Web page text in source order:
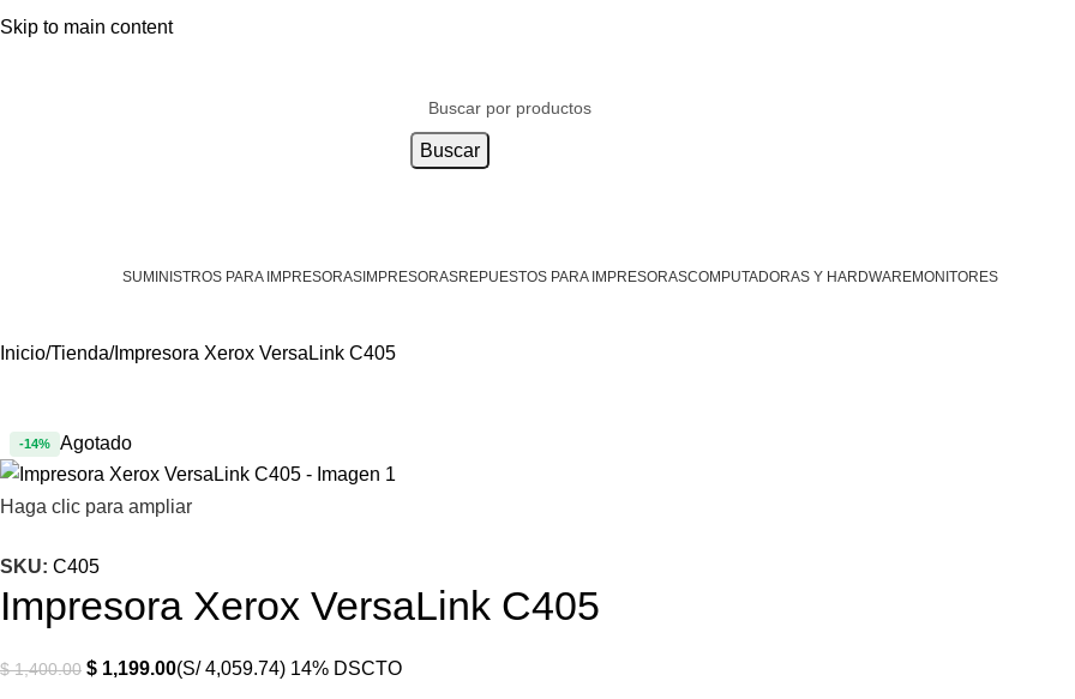
Skip to main contentDistribuidor autorizado de:
Buscar
SUMINISTROS PARA IMPRESORASIMPRESORASREPUESTOS PARA IMPRESORASCOMPUTADORAS Y HARDWAREMONITORES
Inicio Tienda Impresora Xerox VersaLink C405
-14% Agotado
Haga clic para ampliar
SKU: C405
Impresora Xerox VersaLink C405
$1,400.00 $ 1,199.00(S/ 4,059.74) 14% DSCTO